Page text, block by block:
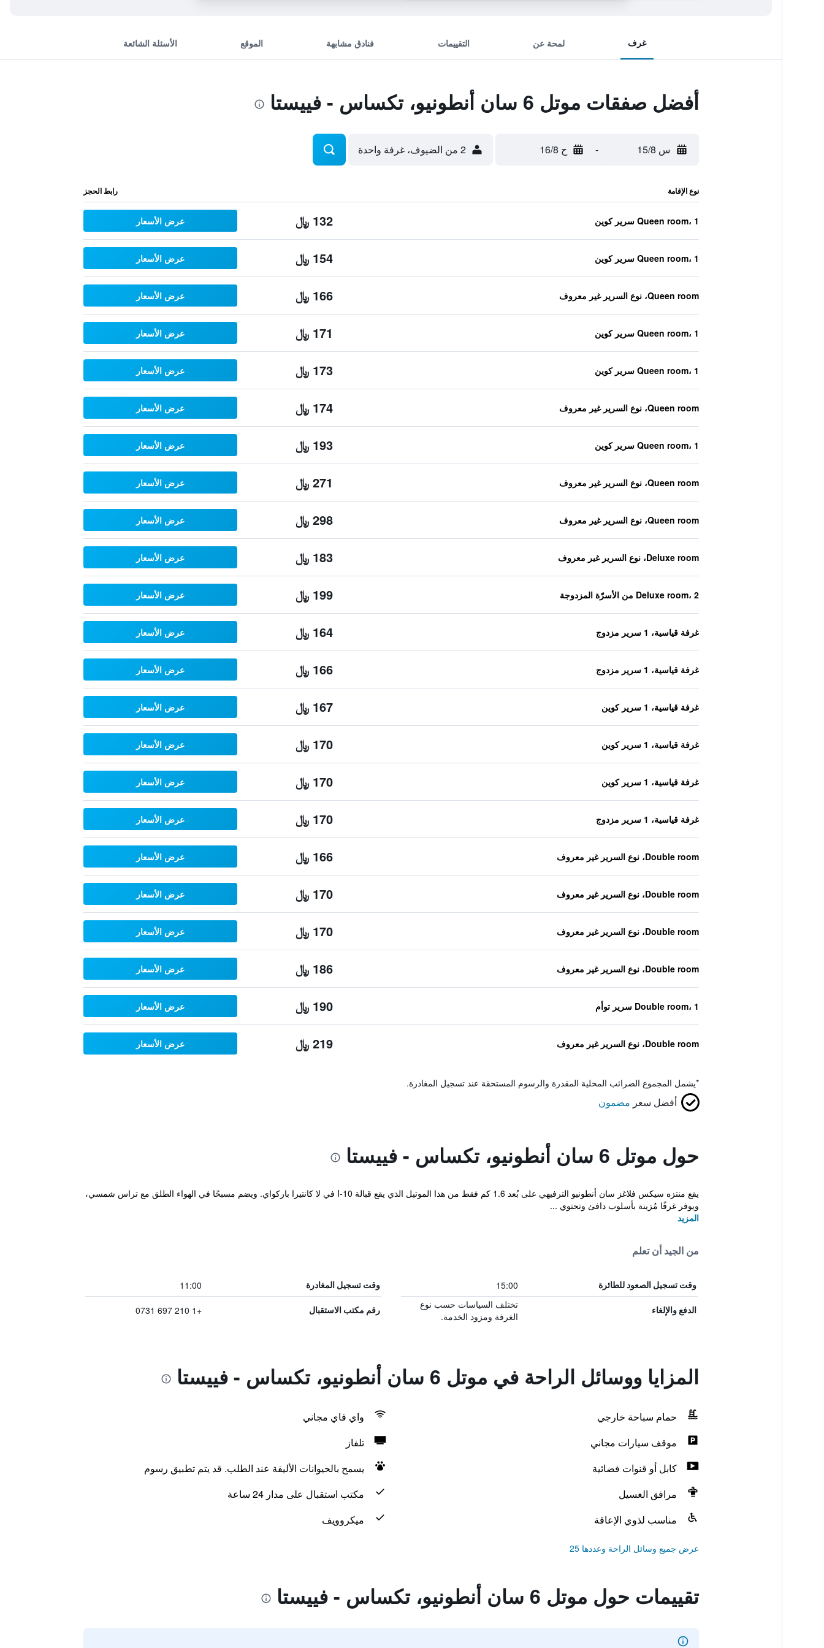
غرف لمحة عن التقييمات فنادق مشابهة الموقع الأسئلة الشائعة
أفضل صفقات موتل 6 سان أنطونيو، تكساس - فييستا
س 15/8 - ح 16/8 2 من الضيوف، غرفة واحدة
نوع الإقامة رابط الحجز
Queen room، 1 سرير كوين 132 ﷼ عرض الأسعار
Queen room، 1 سرير كوين 154 ﷼ عرض الأسعار
Queen room، نوع السرير غير معروف 166 ﷼ عرض الأسعار
Queen room، 1 سرير كوين 171 ﷼ عرض الأسعار
Queen room، 1 سرير كوين 173 ﷼ عرض الأسعار
Queen room، نوع السرير غير معروف 174 ﷼ عرض الأسعار
Queen room، 1 سرير كوين 193 ﷼ عرض الأسعار
Queen room، نوع السرير غير معروف 271 ﷼ عرض الأسعار
Queen room، نوع السرير غير معروف 298 ﷼ عرض الأسعار
Deluxe room، نوع السرير غير معروف 183 ﷼ عرض الأسعار
Deluxe room، 2 من الأسرّة المزدوجة 199 ﷼ عرض الأسعار
غرفة قياسية، 1 سرير مزدوج 164 ﷼ عرض الأسعار
غرفة قياسية، 1 سرير مزدوج 166 ﷼ عرض الأسعار
غرفة قياسية، 1 سرير كوين 167 ﷼ عرض الأسعار
غرفة قياسية، 1 سرير كوين 170 ﷼ عرض الأسعار
غرفة قياسية، 1 سرير كوين 170 ﷼ عرض الأسعار
غرفة قياسية، 1 سرير مزدوج 170 ﷼ عرض الأسعار
Double room، نوع السرير غير معروف 166 ﷼ عرض الأسعار
Double room، نوع السرير غير معروف 170 ﷼ عرض الأسعار
Double room، نوع السرير غير معروف 170 ﷼ عرض الأسعار
Double room، نوع السرير غير معروف 186 ﷼ عرض الأسعار
Double room، 1 سرير توأم 190 ﷼ عرض الأسعار
Double room، نوع السرير غير معروف 219 ﷼ عرض الأسعار
*يشمل المجموع الضرائب المحلية المقدرة والرسوم المستحقة عند تسجيل المغادرة.
أفضل سعر مضمون
حول موتل 6 سان أنطونيو، تكساس - فييستا
يقع منتزه سيكس فلاغز سان أنطونيو الترفيهي على بُعد 1.6 كم فقط من هذا الموتيل الذي يقع قبالة I-10 في لا كانتيرا باركواي. ويضم مسبحًا في الهواء الطلق مع تراس شمسي،
ويوفر غرفًا مُزينة بأسلوب دافئ وتحتوي ...
المزيد
من الجيد أن تعلم
وقت تسجيل الصعود للطائرة 15:00 وقت تسجيل المغادرة 11:00
الدفع والإلغاء
تختلف السياسات حسب نوع
الغرفة ومزود الخدمة.
رقم مكتب الاستقبال +1 210 697 0731
المزايا ووسائل الراحة في موتل 6 سان أنطونيو، تكساس - فييستا
حمام سباحة خارجي
واي فاي مجاني
موقف سيارات مجاني
تلفاز
كابل أو قنوات فضائية
يسمح بالحيوانات الأليفة عند الطلب. قد يتم تطبيق رسوم
مرافق الغسيل
مكتب استقبال على مدار 24 ساعة
مناسب لذوي الإعاقة
ميكروويف
عرض جميع وسائل الراحة وعددها 25
تقييمات حول موتل 6 سان أنطونيو، تكساس - فييستا